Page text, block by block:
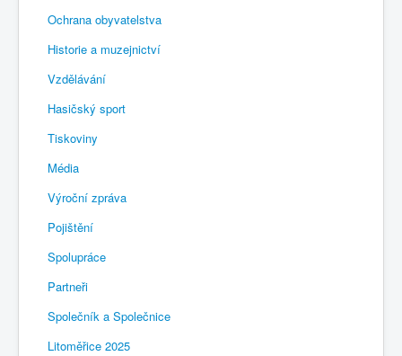
Ochrana obyvatelstva
Historie a muzejnictví
Vzdělávání
Hasičský sport
Tiskoviny
Média
Výroční zpráva
Pojištění
Spolupráce
Partneři
Společník a Společnice
Litoměřice 2025